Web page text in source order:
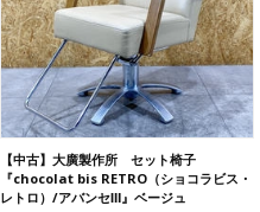
【中古】大廣製作所 セット椅子
『chocolat bis RETRO（ショコラビス・
レトロ）/アバンセⅢ』ベージュ